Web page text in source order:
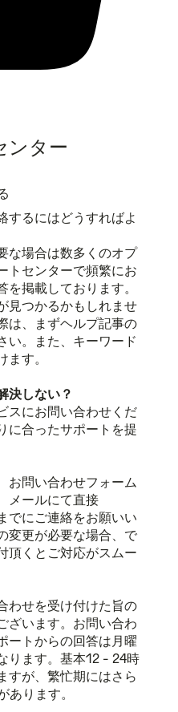
ンター
するにはどうすればよ
な場合は数多くのオプ
トセンターで頻繁にお
掲載しております。
見つかるかもしれませ
は、まずヘルプ記事の
い。また、キーワード
す。
決しない？
スにお問い合わせくだ
に合ったサポートを提
お問い合わせフォーム
メールにて直接
でにご連絡をお願いい
変更が必要な場合、で
頂くとご対応がスムー
わせを受け付けた旨の
ざいます。お問い合わ
ートからの回答は月曜
ります。基本12 - 24時
すが、繁忙期にはさら
あります。